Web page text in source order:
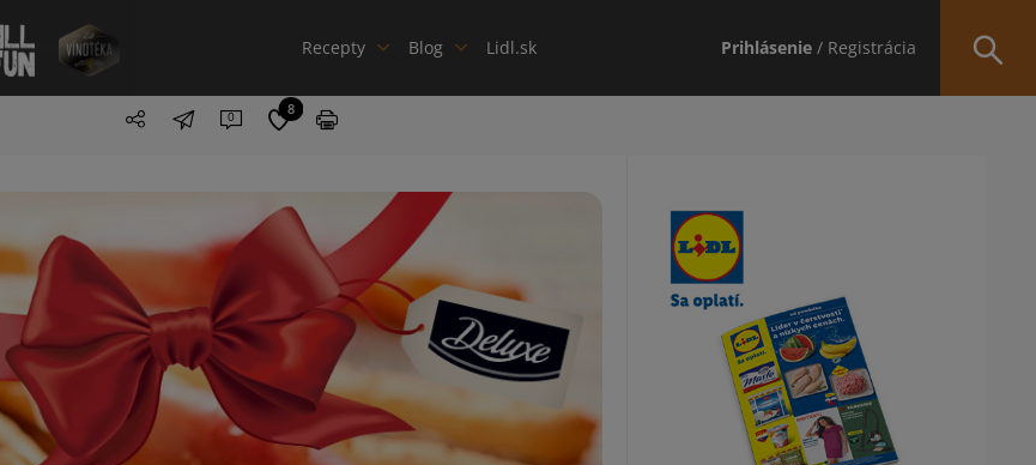
Recepty Blog Lidl.sk Prihlásenie / Registrácia
0 8
Obsah bočného panela